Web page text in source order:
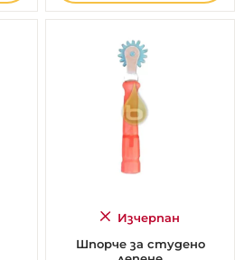
Изчерпан
Шпорче за студено